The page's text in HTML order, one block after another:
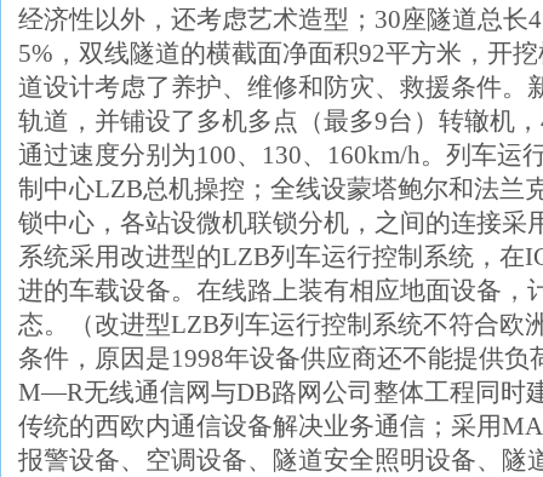
经济性以外，还考虑艺术造型； 30座隧道总长
5% ，双线隧道的横截面净面积92平方米，开
道设计考虑了养护、维修和防灾、救援条件。
轨道，并铺设了多机多点（最多9台）转辙机，
通过速度分别为100、 130、 160km/h。列车运
制中心LZB总机操控；全线设蒙塔鲍尔和法兰
锁中心，各站设微机联锁分机，之间的连接采
系统采用改进型的LZB列车运行控制系统，在
进的车载设备。在线路上装有相应地面设备，
态。（改进型LZB列车运行控制系统不符合欧
条件，原因是1998年设备供应商还不能提供负
M—R无线通信网与DB路网公司整体工程同时
传统的西欧内通信设备解决业务通信；采用
报警设备、空调设备、隧道安全照明设备、隧